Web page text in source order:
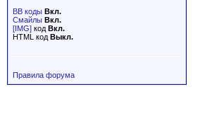
BB коды Вкл.
Смайлы Вкл.
[IMG] код Вкл.
HTML код Выкл.
Правила форума